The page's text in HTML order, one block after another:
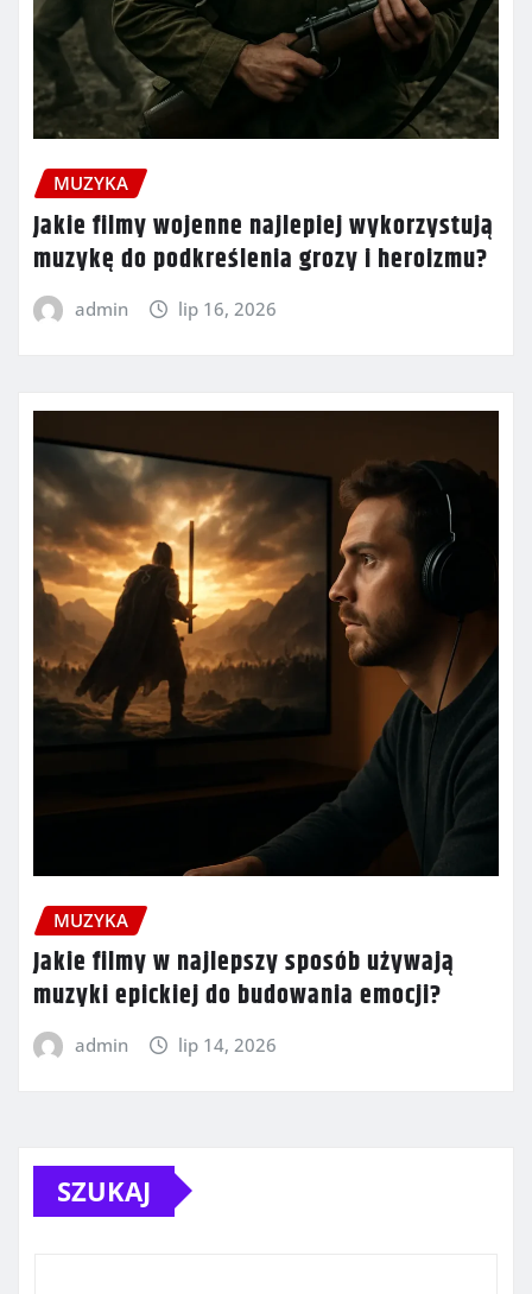
MUZYKA
Jakie filmy wojenne najlepiej wykorzystują
muzykę do podkreślenia grozy i heroizmu?
admin lip 16, 2026
MUZYKA
Jakie filmy w najlepszy sposób używają
muzyki epickiej do budowania emocji?
admin lip 14, 2026
SZUKAJ